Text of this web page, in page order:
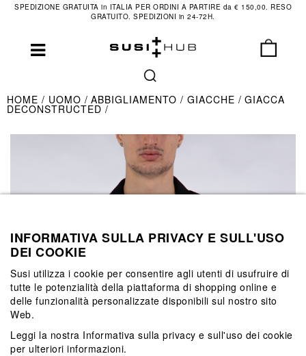
SPEDIZIONE GRATUITA in ITALIA PER ORDINI A PARTIRE da € 150,00. RESO
GRATUITO. SPEDIZIONI in 24-72H.
HOME UOMO ABBIGLIAMENTO GIACCHE GIACCA
DECONSTRUCTED
INFORMATIVA SULLA PRIVACY E SULL'USO
DEI COOKIE
Susi utilizza i cookie per consentire agli utenti di usufruire di
tutte le potenzialità della piattaforma di shopping online e
delle funzionalità personalizzate disponibili sul nostro sito
Web.
Leggi la nostra Informativa sulla privacy e sull'uso dei cookie
per ulteriori informazioni.